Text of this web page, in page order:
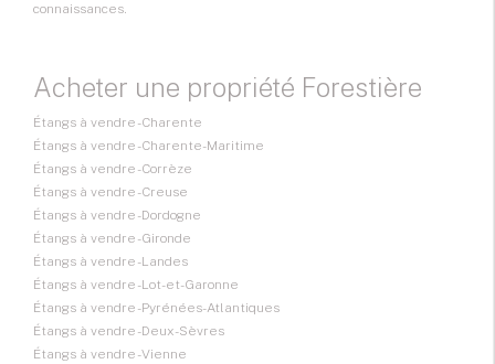
connaissances.
Acheter une propriété Forestière
Étangs à vendre - Charente
Étangs à vendre - Charente-Maritime
Étangs à vendre - Corrèze
Étangs à vendre - Creuse
Étangs à vendre - Dordogne
Étangs à vendre - Gironde
Étangs à vendre - Landes
Étangs à vendre - Lot-et-Garonne
Étangs à vendre - Pyrénées-Atlantiques
Étangs à vendre - Deux-Sèvres
Étangs à vendre - Vienne